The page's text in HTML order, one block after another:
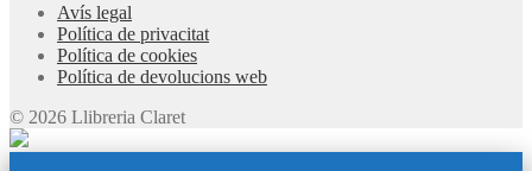
Avís legal
Política de privacitat
Política de cookies
Política de devolucions web
© 2026 Llibreria Claret